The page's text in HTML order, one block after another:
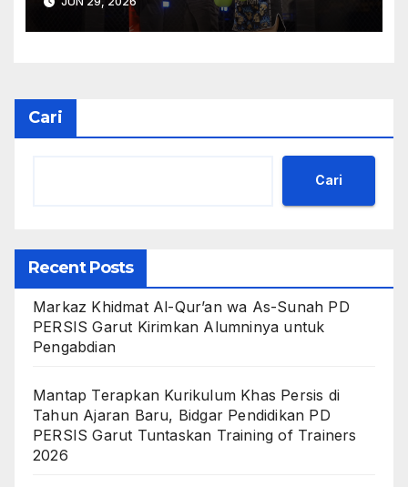
TARUNG VOL. 2 “BATTLE OF
HONOR”
Cari
Cari
Recent Posts
Markaz Khidmat Al-Qur’an wa As-Sunah PD
PERSIS Garut Kirimkan Alumninya untuk
Pengabdian
Mantap Terapkan Kurikulum Khas Persis di
Tahun Ajaran Baru, Bidgar Pendidikan PD
PERSIS Garut Tuntaskan Training of Trainers
2026